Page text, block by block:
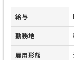
給与
勤務地
雇用形態